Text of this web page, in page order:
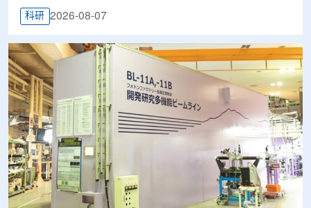
科研 2026-08-07